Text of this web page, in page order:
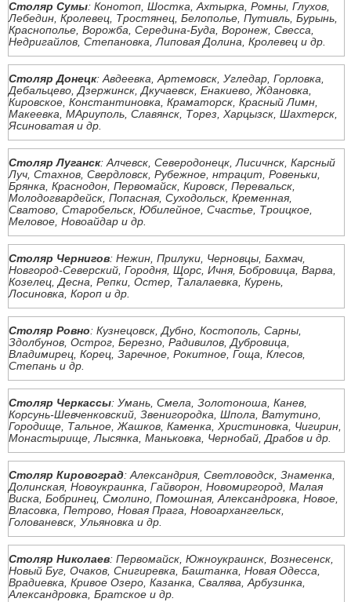
Столяр Сумы: Конотоп, Шостка, Ахтырка, Ромны, Глухов,
Лебедин, Кролевец, Тростянец, Белополье, Путивль, Бурынь,
Краснополье, Ворожба, Середина-Буда, Воронеж, Свесса,
Недригайлов, Степановка, Липовая Долина, Кролевец и др.
Столяр Донецк: Авдеевка, Артемовск, Угледар, Горловка,
Дебальцево, Дзержинск, Дкучаевск, Енакиево, Ждановка,
Кировское, Константиновка, Краматорск, Красный Лимн,
Макеевка, МАриуполь, Славянск, Торез, Харцызск, Шахтерск,
Ясиноватая и др.
Столяр Луганск: Алчевск, Северодонецк, Лисичнск, Карсный
Луч, Стахнов, Свердловск, Рубежное, нтрацит, Ровеньки,
Брянка, Краснодон, Первомайск, Кировск, Перевальск,
Молодогвардейск, Попасная, Суходольск, Кременная,
Сватово, Старобельск, Юбилейное, Счастье, Троицкое,
Меловое, Новоайдар и др.
Столяр Чернигов: Нежин, Прилуки, Черновцы, Бахмач,
Новгород-Северский, Городня, Щорс, Ичня, Бобровица, Варва,
Козелец, Десна, Репки, Остер, Талалаевка, Курень,
Лосиновка, Короп и др.
Столяр Ровно: Кузнецовск, Дубно, Костополь, Сарны,
Здолбунов, Острог, Березно, Радивилов, Дубровица,
Владимирец, Корец, Заречное, Рокитное, Гоща, Клесов,
Степань и др.
Столяр Черкассы: Умань, Смела, Золотоноша, Канев,
Корсунь-Шевченковский, Звенигородка, Шпола, Ватутино,
Городище, Тальное, Жашков, Каменка, Христиновка, Чигирин,
Монастырище, Лысянка, Маньковка, Чернобай, Драбов и др.
Столяр Кировоград: Александрия, Светловодск, Знаменка,
Долинская, Новоукраинка, Гайворон, Новомиргород, Малая
Виска, Бобринец, Смолино, Помошная, Александровка, Новое,
Власовка, Петрово, Новая Прага, Новоархангельск,
Голованевск, Ульяновка и др.
Столяр Николаев: Первомайск, Южноукраинск, Вознесенск,
Новый Буг, Очаков, Снигиревка, Баштанка, Новая Одесса,
Врадиевка, Кривое Озеро, Казанка, Свалява, Арбузинка,
Александровка, Братское и др.